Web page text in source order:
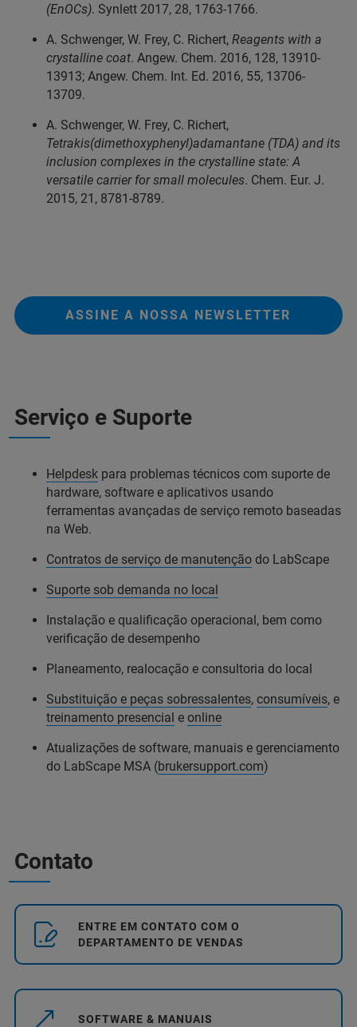
(EnOCs). Synlett 2017, 28, 1763-1766.
A. Schwenger, W. Frey, C. Richert, Reagents with a
crystalline coat. Angew. Chem. 2016, 128, 13910-
13913; Angew. Chem. Int. Ed. 2016, 55, 13706-
13709.
A. Schwenger, W. Frey, C. Richert,
Tetrakis(dimethoxyphenyl)adamantane (TDA) and its
inclusion complexes in the crystalline state: A
versatile carrier for small molecules. Chem. Eur. J.
2015, 21, 8781-8789.
ASSINE A NOSSA NEWSLETTER
Serviço e Suporte
Helpdesk para problemas técnicos com suporte de
hardware, software e aplicativos usando
ferramentas avançadas de serviço remoto baseadas
na Web.
Contratos de serviço de manutenção do LabScape
Suporte sob demanda no local
Instalação e qualificação operacional, bem como
verificação de desempenho
Planeamento, realocação e consultoria do local
Substituição e peças sobressalentes, consumíveis, e
treinamento presencial e online
Atualizações de software, manuais e gerenciamento
do LabScape MSA (brukersupport.com)
Contato
ENTRE EM CONTATO COM O
DEPARTAMENTO DE VENDAS
SOFTWARE & MANUAIS